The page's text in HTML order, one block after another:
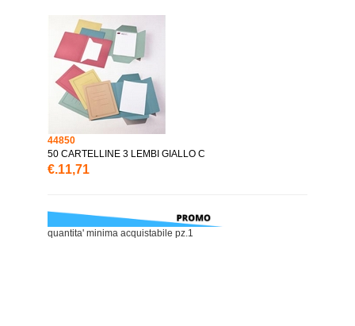
44850
50 CARTELLINE 3 LEMBI GIALLO C
€.11,71
quantita' minima acquistabile pz.1